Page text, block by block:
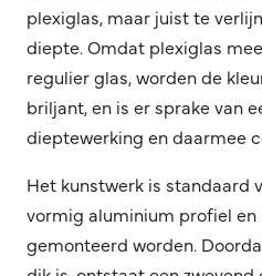
plexiglas, maar juist te
diepte. Omdat plexiglas
regulier glas, worden de
briljant, en is er sprake van
dieptewerking en daarmee
Het kunstwerk is standaard
vormig aluminium profiel en
gemonteerd worden.